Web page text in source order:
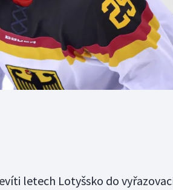
letech Lotyšsko do